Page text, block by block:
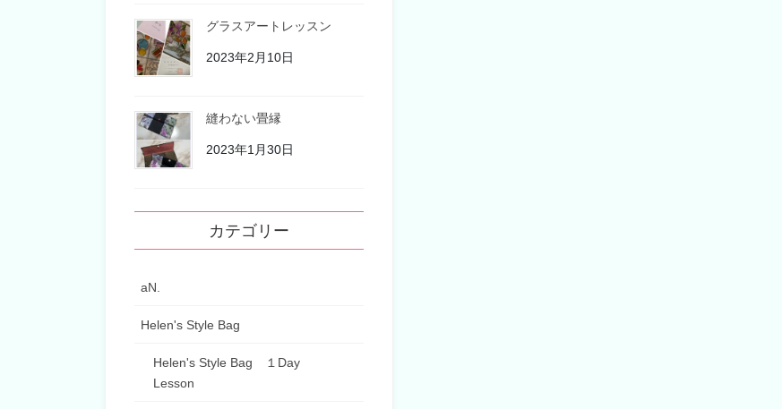
グラスアートレッスン
2023年2月10日
縫わない畳縁
2023年1月30日
カテゴリー
aN.
Helen's Style Bag
Helen's Style Bag １Day
Lesson